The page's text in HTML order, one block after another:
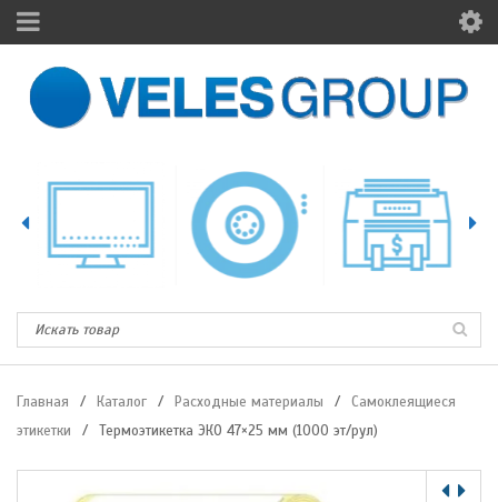
Главная / Каталог / Расходные материалы /
Самоклеящиеся
этикетки
/ Термоэтикетка ЭКО 47×25 мм (1000 эт/рул)